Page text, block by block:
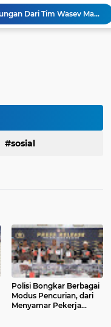
TMMD Ke 129 Kodim 0904/Paser Terima Kunjungan Dari Tim Wasev Mabesad
Personel Satgas TMMD 129 Kodim 0904/Paser Ciptakan Lingkungan Bersih
Diserahkan
sosial
Polisi Bongkar Berbagai
Modus Pencurian, dari
Menyamar Pekerja